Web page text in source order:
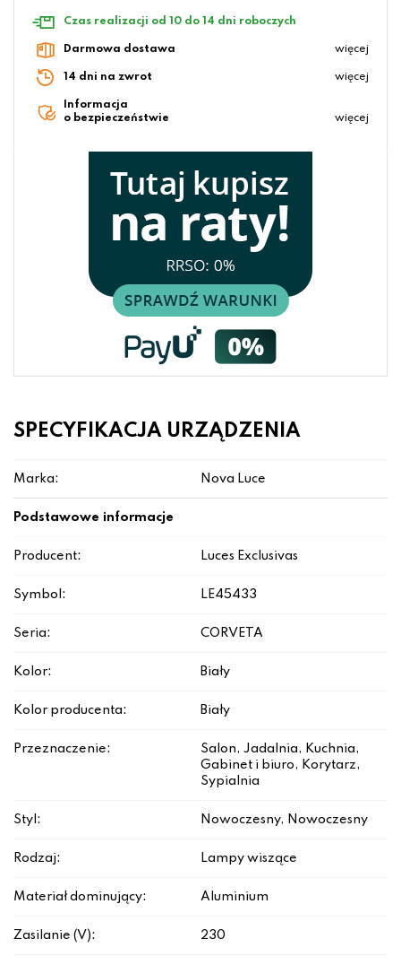
Czas realizacji od 10 do 14 dni roboczych
Darmowa dostawa więcej
14 dni na zwrot więcej
Informacja
o bezpieczeństwie
więcej
SPECYFIKACJA URZĄDZENIA
Marka: Nova Luce
Podstawowe informacje
Producent: Luces Exclusivas
Symbol: LE45433
Seria: CORVETA
Kolor: Biały
Kolor producenta: Biały
Przeznaczenie:
Salon, Jadalnia, Kuchnia,
Gabinet i biuro, Korytarz,
Sypialnia
Styl: Nowoczesny, Nowoczesny
Rodzaj: Lampy wiszące
Materiał dominujący: Aluminium
Zasilanie (V): 230